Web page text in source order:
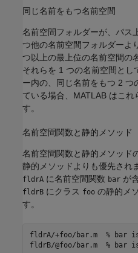
同じ名前をもつ名前空間
名前空間フォルダーが、パス
つ他の名前空間フォルダーよ
つ以上の最上位の名前空間の
それらを 1 つの名前空間と
ー内の、同じ名前をもつ 2
ている場合、MATLAB はこ
す。
名前空間関数と静的メソッド
名前空間関数と静的メソッド
静的メソッドよりも優先され
fldrA に名前空間関数 bar が
fldrB にクラス foo の静的メ
す。
fldrA/+foo/bar.m  % bar